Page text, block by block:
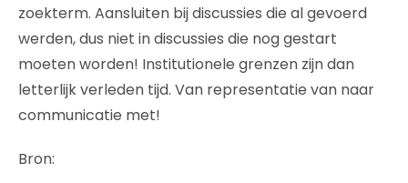
zoekterm. Aansluiten bij discussies die al gevoerd
werden, dus niet in discussies die nog gestart
moeten worden! Institutionele grenzen zijn dan
letterlijk verleden tijd. Van representatie van naar
communicatie met!
Bron: